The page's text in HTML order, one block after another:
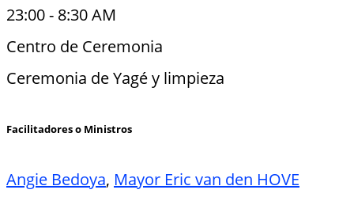
23:00- 8:30 AM
Centro de Ceremonia
Ceremonia de Yagé y limpieza
Facilitadores o Ministros
Angie Bedoya, Mayor Eric van den HOVE